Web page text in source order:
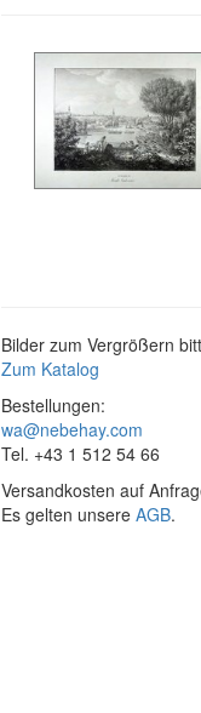
Bilder zum Vergrößern
Zum Katalog
Bestellungen:
wa@nebehay.com
Tel. +43 1 512 54 66
Versandkosten auf
Es gelten unsere AGB.